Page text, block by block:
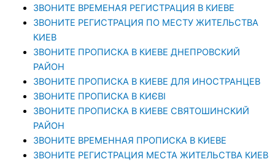
ЗВОНИТЕ ВРЕМЕНАЯ РЕГИСТРАЦИЯ В КИЕВЕ
ЗВОНИТЕ РЕГИСТРАЦИЯ ПО МЕСТУ ЖИТЕЛЬСТВА
КИЕВ
ЗВОНИТЕ ПРОПИСКА В КИЕВЕ ДНЕПРОВСКИЙ
РАЙОН
ЗВОНИТЕ ПРОПИСКА В КИЕВЕ ДЛЯ ИНОСТРАНЦЕВ
ЗВОНИТЕ ПРОПИСКА В КИЄВІ
ЗВОНИТЕ ПРОПИСКА В КИЕВЕ СВЯТОШИНСКИЙ
РАЙОН
ЗВОНИТЕ ВРЕМЕННАЯ ПРОПИСКА В КИЕВЕ
ЗВОНИТЕ РЕГИСТРАЦИЯ МЕСТА ЖИТЕЛЬСТВА КИЕВ